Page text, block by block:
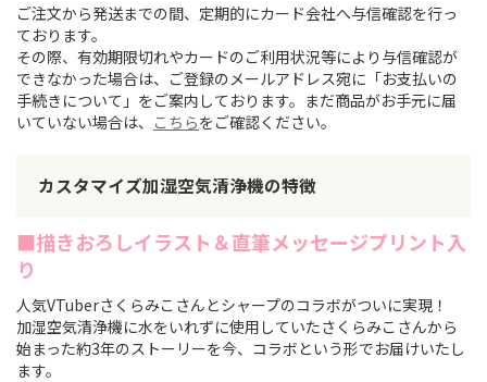
ご注文から発送までの間、定期的にカード会社へ与信確認を行っ
ております。
その際、有効期限切れやカードのご利用状況等により与信確認が
できなかった場合は、ご登録のメールアドレス宛に「お支払いの
手続きについて」をご案内しております。まだ商品がお手元に届
いていない場合は、 こちらをご確認ください。
カスタマイズ加湿空気清浄機の特徴
■描きおろしイラスト＆直筆メッセージプリント入
り
人気VTuberさくらみこさんとシャープのコラボがついに実現！
加湿空気清浄機に水をいれずに使用していたさくらみこさんから
始まった約3年のストーリーを今、コラボという形でお届けいたし
ます。